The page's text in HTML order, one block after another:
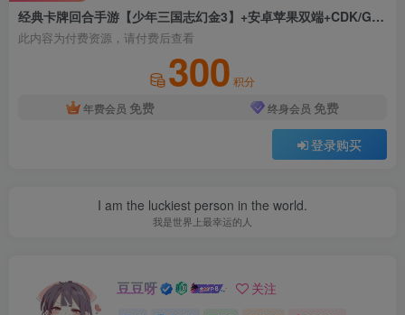
经典卡牌回合手游【少年三国志幻金3】+安卓苹果双端+CDK/GM授权后台+Linux手工服务端+详细搭建教程
此内容为付费资源，请付费后查看
300 积分
年费会员 免费 终身会员 免费
登录购买
I am the luckiest person in the world.
我是世界上最幸运的人
豆豆呀 关注